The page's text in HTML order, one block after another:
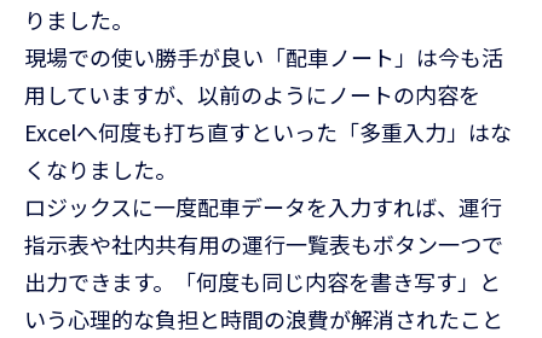
りました。
現場での使い勝手が良い「配車ノート」は今も活
用していますが、以前のようにノートの内容を
Excelへ何度も打ち直すといった「多重入力」はな
くなりました。
ロジックスに一度配車データを入力すれば、運行
指示表や社内共有用の運行一覧表もボタン一つで
出力できます。「何度も同じ内容を書き写す」と
いう心理的な負担と時間の浪費が解消されたこと